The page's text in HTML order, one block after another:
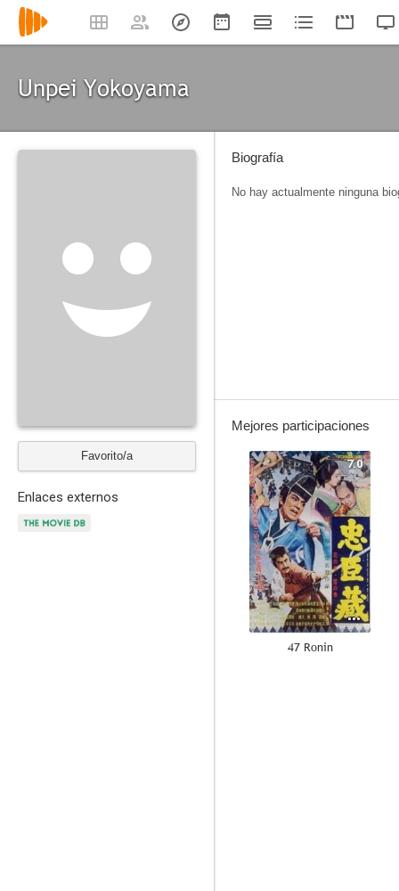
Unpei Yokoyama
Favorito/a
Enlaces externos
Biografía
No hay actualmente ninguna
Mejores participaciones
7.0
47 Ronin